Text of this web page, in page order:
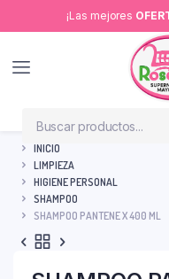
¡Las mejores
INICIO
LIMPIEZA
HIGIENE PERSONAL
SHAMPOO
SHAMPOO PANTENE X 400 ML